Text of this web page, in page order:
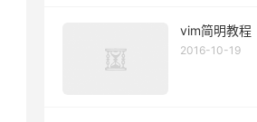
vim简明教程
2016-10-19